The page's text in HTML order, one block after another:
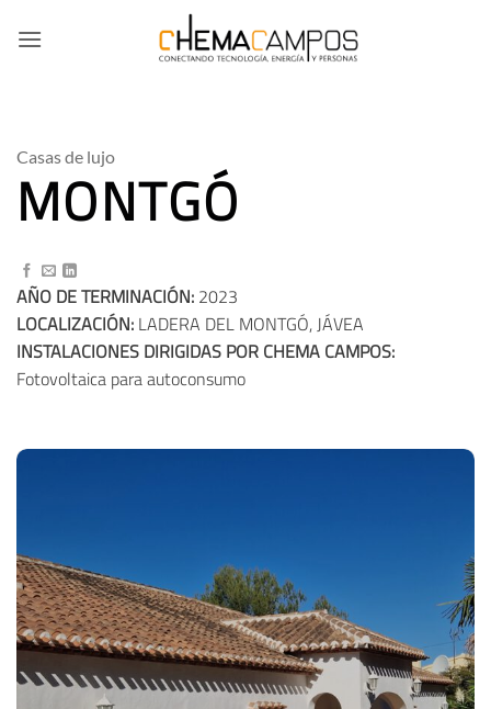
Casas de lujo
MONTGÓ
AÑO DE TERMINACIÓN: 2023
LOCALIZACIÓN: LADERA DEL MONTGÓ, JÁVEA
INSTALACIONES DIRIGIDAS POR CHEMA CAMPOS:
Fotovoltaica para autoconsumo